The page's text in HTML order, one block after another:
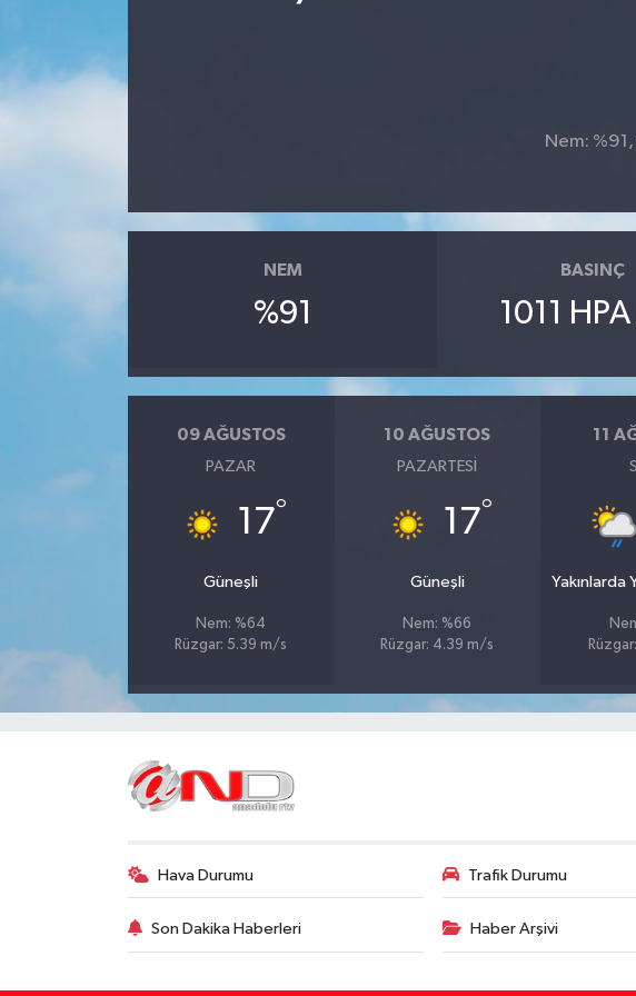
Nem:
NEM
%91
BASINÇ
1011 HPA
09 AĞUSTOS
PAZAR
17°
Güneşli
Nem: %64
Rüzgar: 5.39 m/s
10 AĞUSTOS
PAZARTESI
17°
Güneşli
Nem: %66
Rüzgar: 4.39 m/s
11
Yakınlarda
Hava Durumu Trafik Durumu
Son Dakika Haberleri Haber Arşivi
Teknoloji
Yeme & İçme